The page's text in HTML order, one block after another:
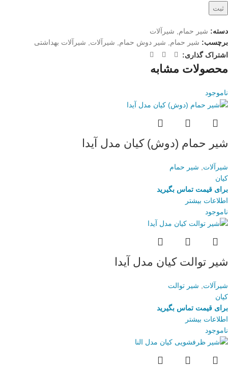
دسته: شیر حمام, شیرآلات
برچسب: شیر حمام, شیر دوش حمام, شیرآلات, شیرآلات بهداشتی
اشتراک گذاری:
محصولات مشابه
ناموجود
شیر حمام (دوش) کیان مدل آیدا
شیرآلات
شیر حمام
کیان
برای قیمت تماس بگیرید
اطلاعات بیشتر
ناموجود
شیر توالت کیان مدل آیدا
شیرآلات
شیر توالت
کیان
برای قیمت تماس بگیرید
اطلاعات بیشتر
ناموجود